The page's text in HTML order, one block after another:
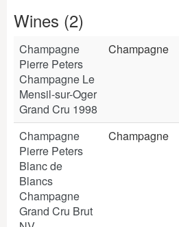
Wines (2)
Champagne
Pierre Peters
Champagne Le
Mensil-sur-Oger
Grand Cru 1998
Champagne
Champagne
Pierre Peters
Blanc de
Blancs
Champagne
Grand Cru Brut
Champagne